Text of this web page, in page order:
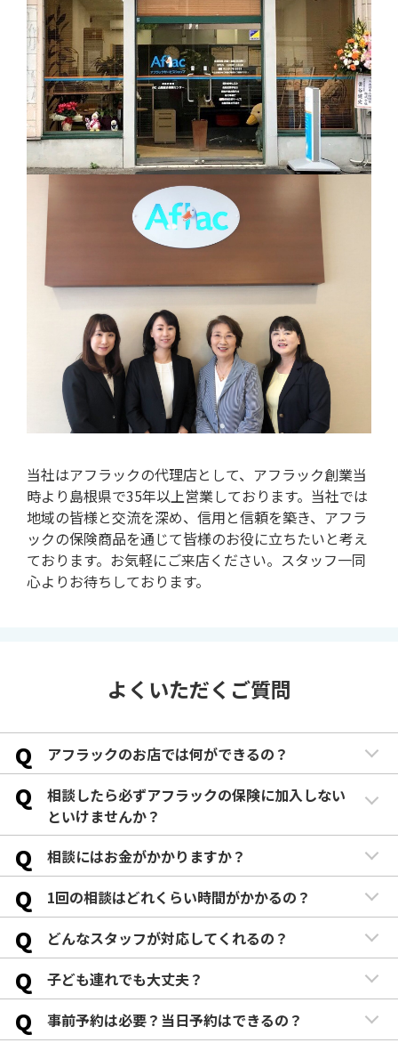
当社はアフラックの代理店として、アフラック創業当
時より島根県で35年以上営業しております。当社では
地域の皆様と交流を深め、信用と信頼を築き、アフラ
ックの保険商品を通じて皆様のお役に立ちたいと考え
ております。お気軽にご来店ください。スタッフ一同
心よりお待ちしております。
よくいただくご質問
Q アフラックのお店では何ができるの？
Q
相談したら必ずアフラックの保険に加入しない
といけませんか？
Q 相談にはお金がかかりますか？
Q 1回の相談はどれくらい時間がかかるの？
Q どんなスタッフが対応してくれるの？
Q 子ども連れでも大丈夫？
Q 事前予約は必要？当日予約はできるの？